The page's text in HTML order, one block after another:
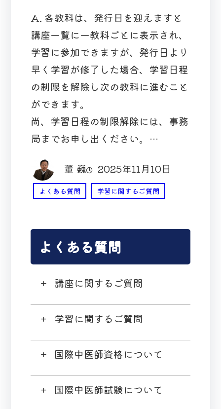
A. 各教科は、発行日を迎えますと
講座一覧に一教科ごとに表示され、
学習に参加できますが、発行日より
早く学習が修了した場合、学習日程
の制限を解除し次の教科に進むこと
ができます。
尚、学習日程の制限解除には、事務
局までお申し出ください。…
董 巍 2025年11月10日
よくある質問 学習に関するご質問
よくある質問
講座に関するご質問
学習に関するご質問
国際中医師資格について
国際中医師試験について